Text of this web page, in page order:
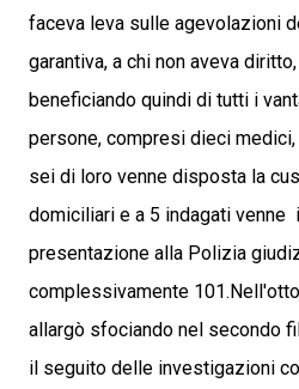
faceva leva sulle agevolazioni
garantiva, a chi non aveva
beneficiando quindi di tutti i
persone, compresi dieci
sei di loro venne disposta la
domiciliari e a 5 indagati
presentazione alla Polizia
complessivamente
allargò sfociando nel secondo
il seguito delle investigazioni